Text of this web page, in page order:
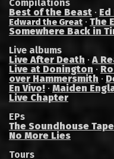
Compilations
Best of the Beast ·
Edward the Great · The
Somewhere Back in
Live albums
Live After Death ·A
Live at Donington ·
over Hammersmith ·
En Vivo! · Maiden
Live Chapter
EPs
The Soundhouse
No More Lies
Tours